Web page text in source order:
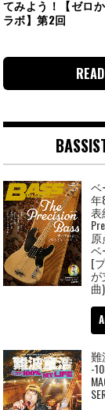
てみよう！【ゼロ
ラボ】第2回
ベ
年
表
ベ
[
が
曲
難
-